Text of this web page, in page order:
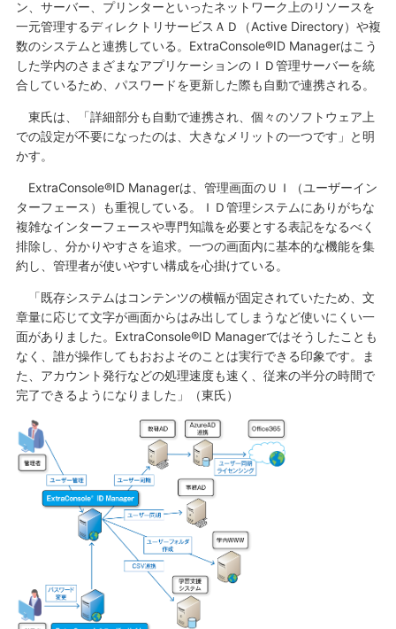
ン、サーバー、プリンターといったネットワーク上のリソースを
一元管理するディレクトリサービスＡＤ（Active Directory）や複
数のシステムと連携している。ExtraConsole®ID Managerはこう
した学内のさまざまなアプリケーションのＩＤ管理サーバーを統
合しているため、パスワードを更新した際も自動で連携される。
東氏は、「詳細部分も自動で連携され、個々のソフトウェア上
での設定が不要になったのは、大きなメリットの一つです」と明
かす。
ExtraConsole®ID Managerは、管理画面のＵＩ（ユーザーイン
ターフェース）も重視している。ＩＤ管理システムにありがちな
複雑なインターフェースや専門知識を必要とする表記をなるべく
排除し、分かりやすさを追求。一つの画面内に基本的な機能を集
約し、管理者が使いやすい構成を心掛けている。
「既存システムはコンテンツの横幅が固定されていたため、文
章量に応じて文字が画面からはみ出してしまうなど使いにくい一
面がありました。ExtraConsole®ID Managerではそうしたことも
なく、誰が操作してもおおよそのことは実行できる印象です。ま
た、アカウント発行などの処理速度も速く、従来の半分の時間で
完了できるようになりました」（東氏）